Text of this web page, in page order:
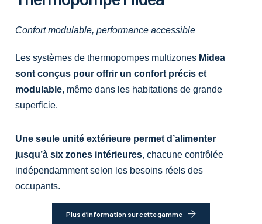
Confort modulable, performance accessible
Les systèmes de thermopompes multizones Midea
sont conçus pour offrir un confort précis et
modulable, même dans les habitations de grande
superficie.
Une seule unité extérieure permet d’alimenter
jusqu’à six zones intérieures, chacune contrôlée
indépendamment selon les besoins réels des
occupants.
Plus d’information sur cette gamme